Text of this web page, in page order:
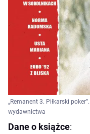
„Remanent 3. Piłkarski
wydawnictwa
Dane o książce: